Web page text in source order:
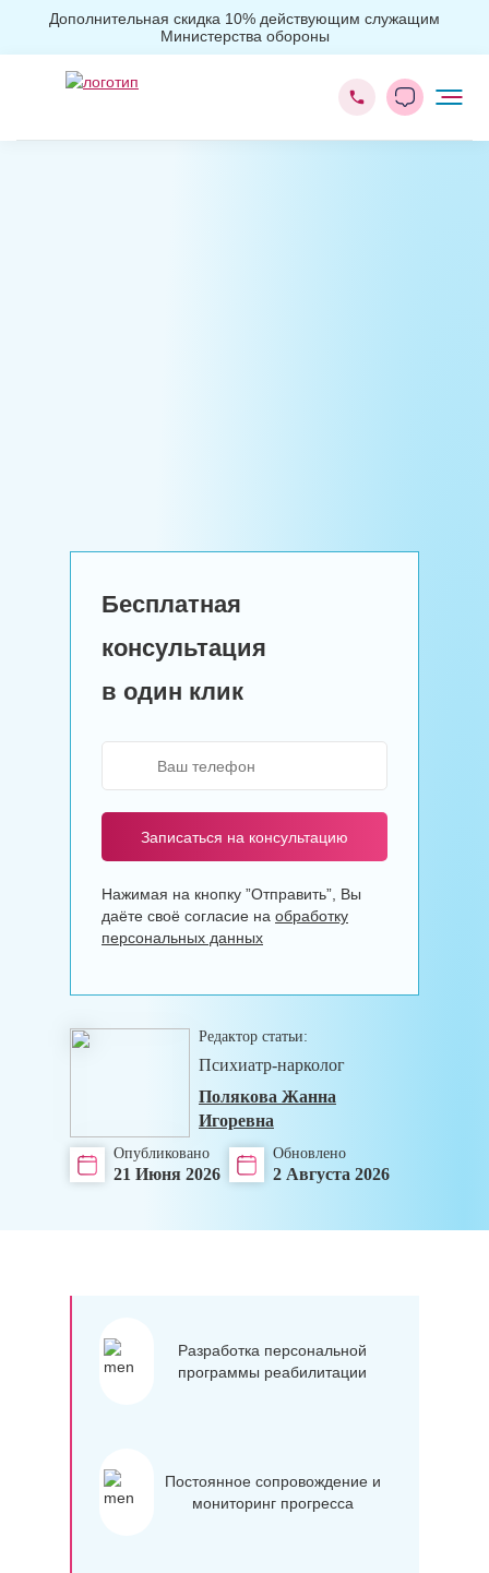
Дополнительная скидка 10% действующим служащим
Министерства обороны
Бесплатная
консультация
в один клик
Записаться на консультацию
Нажимая на кнопку ”Отправить”, Вы
даёте своё согласие на обработку
персональных данных
Редактор статьи:
Психиатр-нарколог
Полякова Жанна
Игоревна
Опубликовано
21 Июня 2026
Обновлено
2 Августа 2026
Разработка персональной
программы реабилитации
Постоянное сопровождение и
мониторинг прогресса